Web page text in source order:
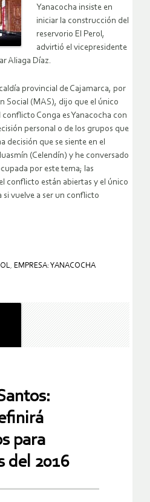
Yanacocha insiste en
iniciar la construcción del
reservorio El Perol,
advirtió el vicepresidente
Aliaga Díaz.
provincial de Cajamarca, por
Social (MAS), dijo que el único
Conga es Yanacocha con
personal o de los grupos que
decisión que se siente en el
(Celendín) y he conversado
por este tema; las
conflicto están abiertas y el único
si vuelve a ser un conflicto
, EMPRESA: YANACOCHA
para
del 2016